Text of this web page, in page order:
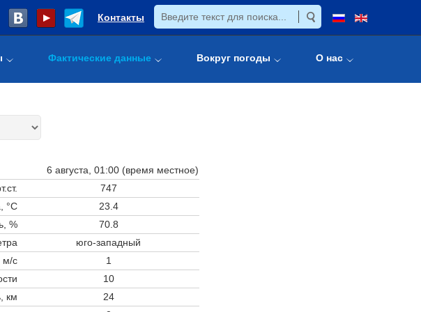
Контакты
Фактические данные Вокруг погоды О нас
6 августа, 01:00 (время местное)
747
°C
23.4
%
70.8
юго-западный
м/с
1
10
км
24